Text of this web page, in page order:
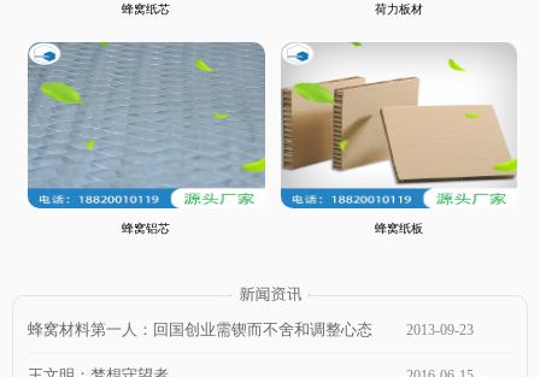
蜂窝纸芯 荷力板材
蜂窝铝芯 蜂窝纸板
蜂窝材料第一人：回国创业需锲而不舍和调整心态 2013-09-23